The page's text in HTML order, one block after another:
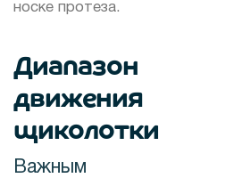
носке протеза.
Диапазон
движения
щиколотки
Важным